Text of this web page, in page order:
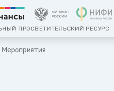
ПРОСВЕТИТЕЛЬСКИЙ РЕСУРС
Мероприятия